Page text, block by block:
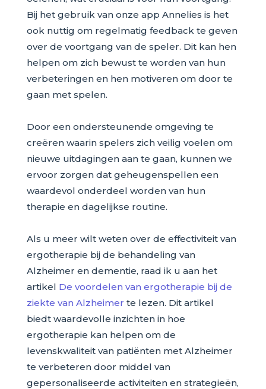
Bij het gebruik van onze app Annelies is het
ook nuttig om regelmatig feedback te geven
over de voortgang van de speler. Dit kan hen
helpen om zich bewust te worden van hun
verbeteringen en hen motiveren om door te
gaan met spelen.
Door een ondersteunende omgeving te
creëren waarin spelers zich veilig voelen om
nieuwe uitdagingen aan te gaan, kunnen we
ervoor zorgen dat geheugenspellen een
waardevol onderdeel worden van hun
therapie en dagelijkse routine.
Als u meer wilt weten over de effectiviteit van
ergotherapie bij de behandeling van
Alzheimer en dementie, raad ik u aan het
artikel De voordelen van ergotherapie bij de
ziekte van Alzheimer te lezen. Dit artikel
biedt waardevolle inzichten in hoe
ergotherapie kan helpen om de
levenskwaliteit van patiënten met Alzheimer
te verbeteren door middel van
gepersonaliseerde activiteiten en strategieën,